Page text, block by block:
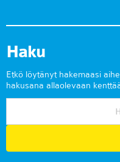
Haku
Etkö löytänyt hakemaasi
hakusana allaolevaan